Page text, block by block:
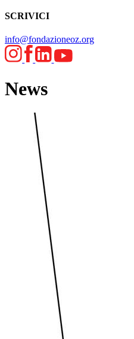
SCRIVICI
info@fondazioneoz.org
News